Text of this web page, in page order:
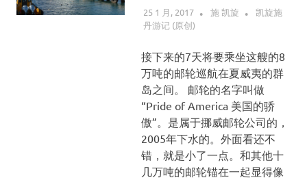
25 1 月, 2017 施 凯旋
凯旋施
丹游记 (原创)
接下来的7天将要乘坐这艘的8
万吨的邮轮巡航在夏威夷的群
岛之间。 邮轮的名字叫做
“Pride of America 美国的骄
傲”。是属于挪威邮轮公司的，
2005年下水的。外面看还不
错，就是小了一点。和其他十
几万吨的邮轮锚在一起显得像